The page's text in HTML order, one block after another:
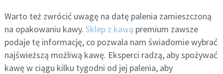
Warto też zwrócić uwagę na datę palenia zamieszczoną
na opakowaniu kawy. Sklep z kawą premium zawsze
podaje tę informację, co pozwala nam świadomie wybrać
najświeższą możliwą kawę. Eksperci radzą, aby spożywać
kawę w ciągu kilku tygodni od jej palenia, aby